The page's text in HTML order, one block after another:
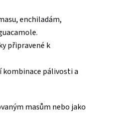
enchiladám,
připravené k
pálivosti a
masům nebo jako